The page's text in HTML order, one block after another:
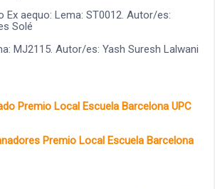
Ex aequo: Lema: ST0012. Autor/es:
Solé
MJ2115. Autor/es: Yash Suresh Lalwani
Premio Local Escuela Barcelona UPC
Premio Local Escuela Barcelona